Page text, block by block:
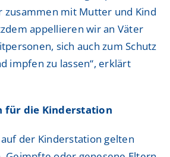
zusammen mit Mutter und Kind
appellieren wir an Väter
sich auch zum Schutz
impfen zu lassen“, erklärt
für die Kinderstation
der Kinderstation gelten